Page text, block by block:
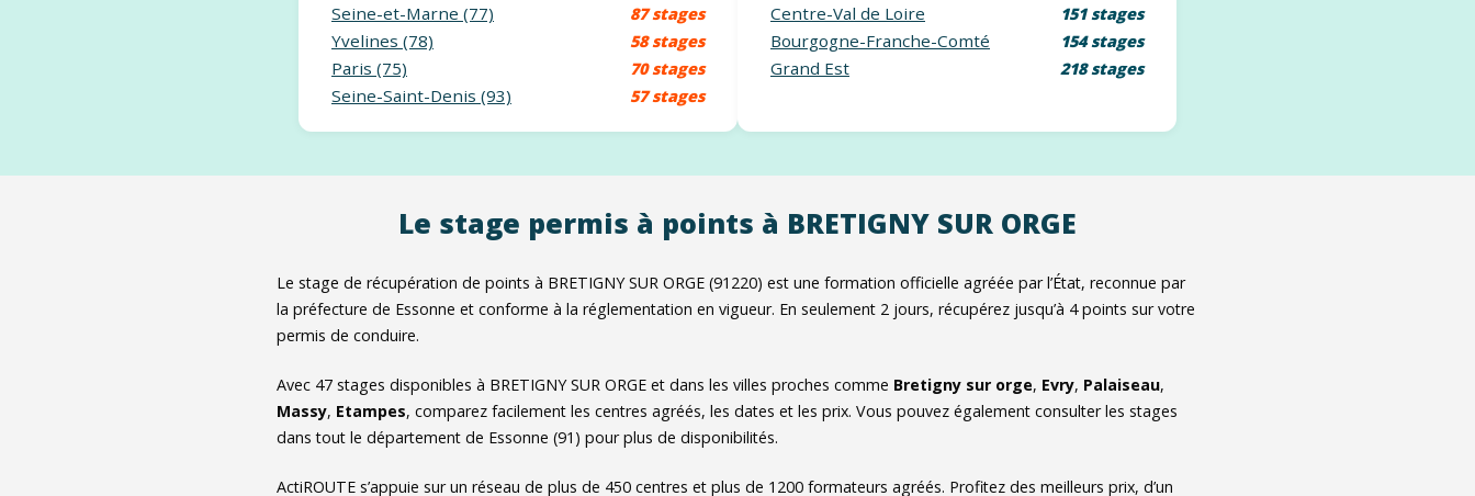
Seine-et-Marne (77) 87 stages
Yvelines (78) 58 stages
Paris (75) 70 stages
Seine-Saint-Denis (93) 57 stages
Centre-Val de Loire 151 stages
Bourgogne-Franche-Comté 154 stages
Grand Est 218 stages
Le stage permis à points à BRETIGNY SUR ORGE
Le stage de récupération de points à BRETIGNY SUR ORGE (91220) est une formation officielle agréée par l’État, reconnue par
la préfecture de Essonne et conforme à la réglementation en vigueur. En seulement 2 jours, récupérez jusqu’à 4 points sur votre
permis de conduire.
Avec 47 stages disponibles à BRETIGNY SUR ORGE et dans les villes proches comme Bretigny sur orge, Evry, Palaiseau,
Massy, Etampes, comparez facilement les centres agréés, les dates et les prix. Vous pouvez également consulter les stages
dans tout le département de Essonne (91) pour plus de disponibilités.
ActiROUTE s’appuie sur un réseau de plus de 450 centres et plus de 1200 formateurs agréés. Profitez des meilleurs prix, d’un